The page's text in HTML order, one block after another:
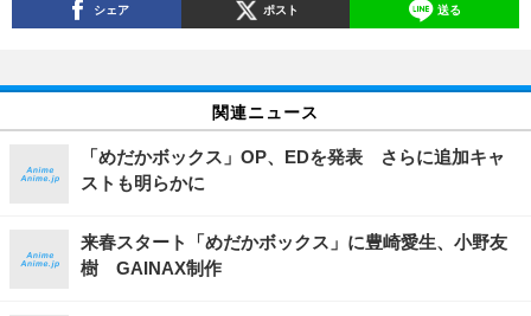
シェア ポスト 送る
関連ニュース
「めだかボックス」OP、EDを発表 さらに追加キャ
ストも明らかに
来春スタート「めだかボックス」に豊崎愛生、小野友
樹 GAINAX制作